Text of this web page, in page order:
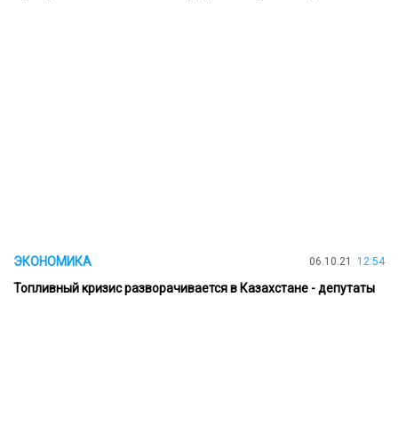
ЭКОНОМИКА 06.10.21 12:54
Топливный кризис разворачивается в Казахстане - депутаты